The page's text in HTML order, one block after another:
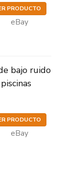
PRODUCTO
eBay
bajo ruido
PRODUCTO
eBay